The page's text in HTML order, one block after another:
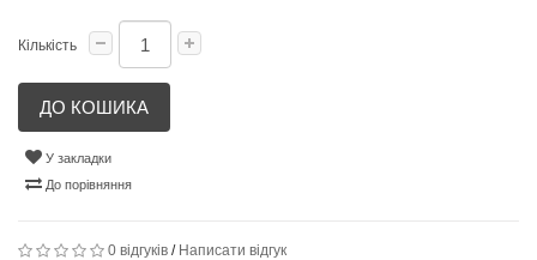
Кількість
ДО КОШИКА
У закладки
До порівняння
0 відгуків / Написати відгук